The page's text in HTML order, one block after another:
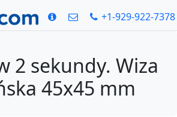
+1-929-922-7378
2 sekundy. Wiza
45x45 mm